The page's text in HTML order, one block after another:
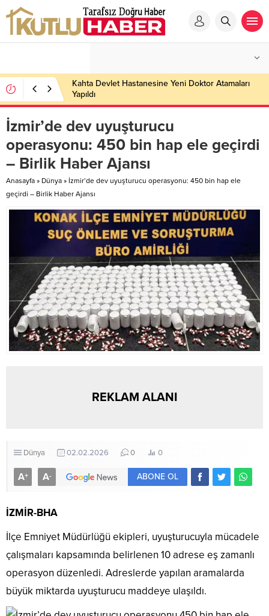
Kahta Devlet Hastanesine Yeni Doktor Atamaları
Yapıldı
İzmir’de dev uyuşturucu
operasyonu: 450 bin hap ele geçirdi
– Birlik Haber Ajansı
Anasayfa » Dünya » İzmir’de dev uyuşturucu operasyonu: 450 bin hap ele
geçirdi – Birlik Haber Ajansı
REKLAM ALANI
Dünya 02.02.2026 0 0
A+ A- ABONE OL
İZMİR-BHA
İlçe Emniyet Müdürlüğü ekipleri, uyuşturucuyla mücadele
çalışmaları kapsamında belirlenen 10 adrese eş zamanlı
operasyon düzenledi. Adreslerde yapılan aramalarda
büyük miktarda uyuşturucu maddeye ulaşıldı.